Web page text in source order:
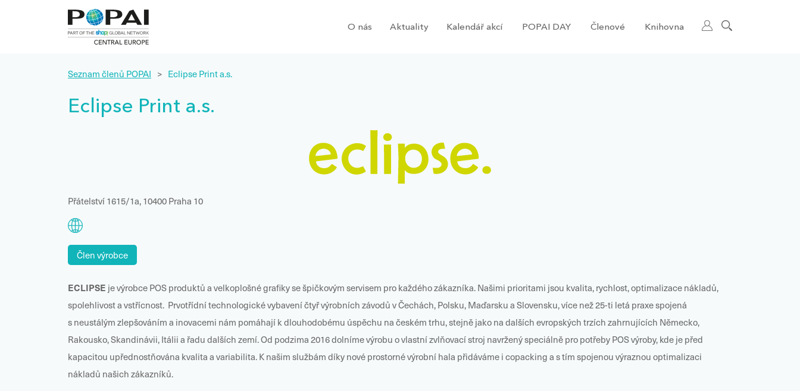
O nás Aktuality Kalendář akcí POPAI DAY Členové Knihovna
Seznam členů POPAI > Eclipse Print a.s.
Eclipse Print a.s.
Přátelství 1615/1a, 10400 Praha 10
Člen výrobce
ECLIPSE je výrobce POS produktů a velkoplošné grafiky se špičkovým servisem pro každého zákazníka. Našimi prioritami jsou kvalita, rychlost, optimalizace nákladů,
spolehlivost a vstřícnost. Prvotřídní technologické vybavení čtyř výrobních závodů v Čechách, Polsku, Maďarsku a Slovensku, více než 25-ti letá praxe spojená
s neustálým zlepšováním a inovacemi nám pomáhají k dlouhodobému úspěchu na českém trhu, stejně jako na dalších evropských trzích zahrnujících Německo,
Rakousko, Skandinávii, Itálii a řadu dalších zemí. Od podzima 2016 dolníme výrobu o vlastní zvlňovací stroj navržený speciálně pro potřeby POS výroby, kde je před
kapacitou upřednostňována kvalita a variabilita. K našim službám díky nové prostorné výrobní hala přidáváme i copacking a s tím spojenou výraznou optimalizaci
nákladů našich zákazníků.